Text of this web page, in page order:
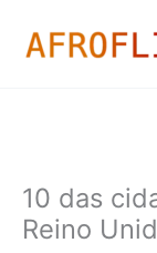
para
10 das
Reino